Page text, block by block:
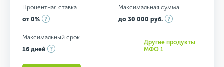
Процентная ставка
от 0%
Максимальная сумма
до 30 000 руб.
Максимальный срок
16 дней
Другие продукты
МФО 1